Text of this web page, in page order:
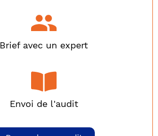
Brief avec un expert
Envoi de l'audit